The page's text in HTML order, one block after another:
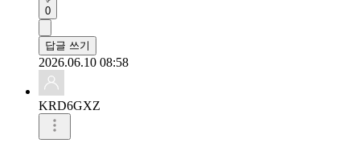
0
답글 쓰기
2026.06.10 08:58
KRD6GXZ